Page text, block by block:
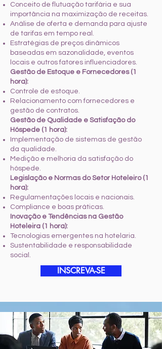
Conceito de flutuação tarifária e sua
importância na maximização de receitas.
Análise de oferta e demanda para ajuste
de tarifas em tempo real.
Estratégias de preços dinâmicos
baseadas em sazonalidade, eventos
locais e outros fatores influenciadores.
Gestão de Estoque e Fornecedores (1
hora):
Controle de estoque.
Relacionamento com fornecedores e
gestão de contratos.
Gestão de Qualidade e Satisfação do
Hóspede (1 hora):
Implementação de sistemas de gestão
da qualidade.
Medição e melhoria da satisfação do
hóspede.
Legislação e Normas do Setor Hoteleiro (1
hora):
Regulamentações locais e nacionais.
Compliance e boas práticas.
Inovação e Tendências na Gestão
Hoteleira (1 hora):
Tecnologias emergentes na hotelaria.
Sustentabilidade e responsabilidade
social.
INSCREVA-SE